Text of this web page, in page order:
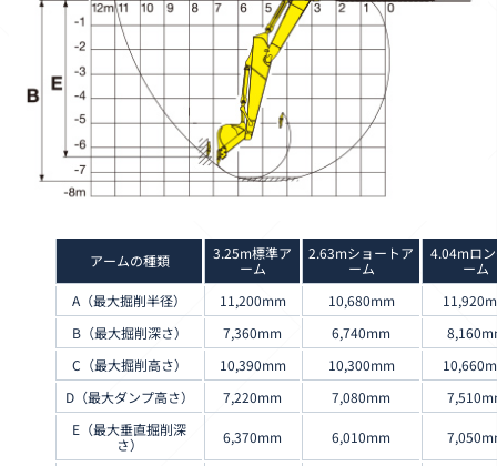
アームの種類
3.25m標準ア
ーム
2.63mショートア
ーム
4.04mロ
ーム
A（最大掘削半径）
11,200mm 10,680mm
B（最大掘削深さ）
7,360mm 6,740mm
C（最大掘削高さ）
10,390mm 10,300mm
D（最大ダンプ高さ）
7,220mm 7,080mm
E（最大垂直掘削深
さ）
6,370mm 6,010mm